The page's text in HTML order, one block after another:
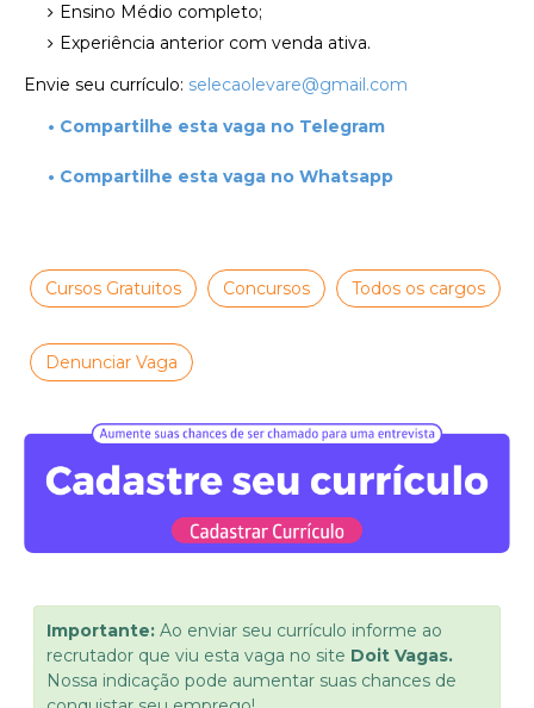
Ensino Médio completo;
Experiência anterior com venda ativa.
Envie seu currículo: selecaolevare@gmail.com
• Compartilhe esta vaga no Telegram
• Compartilhe esta vaga no Whatsapp
Cursos Gratuitos Concursos Todos os cargos
Denunciar Vaga
Importante: Ao enviar seu currículo informe ao
recrutador que viu esta vaga no site Doit Vagas.
Nossa indicação pode aumentar suas chances de